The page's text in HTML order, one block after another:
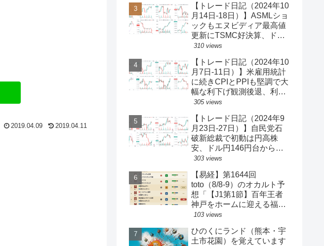
2019.04.09 2019.04.11
【トレード日記（2024年10
月14日-18日）】ASMLショ
ックもエヌビディア最高値
更新にTSMC好決算、ドル
円一時150円台、円安株高
340】
310 views
【トレード日記（2024年10
月7日-11日）】米雇用統計
に続きCPIとPPIも堅調で大
幅な利下げ観測後退、利回
り上昇・ドル買い、ダウと
円149円台【ゆるゆる投機
339】
305 views
【トレード日記（2024年9
月23日-27日）】自民党石
破新総裁で初動は円高株
安、ドル円146円台から一
気に142円台へ【ゆるゆる
303 views
【易経】第1644回
toto（8/8-9）のオカルト予
想「【J1第1節】百年王者
神戸をホームに迎える福岡
がまさかの…？！【J2第1
ルサ安部は？」
103 views
ひのくにランド（熊本・宇
土市花園）を覚えています